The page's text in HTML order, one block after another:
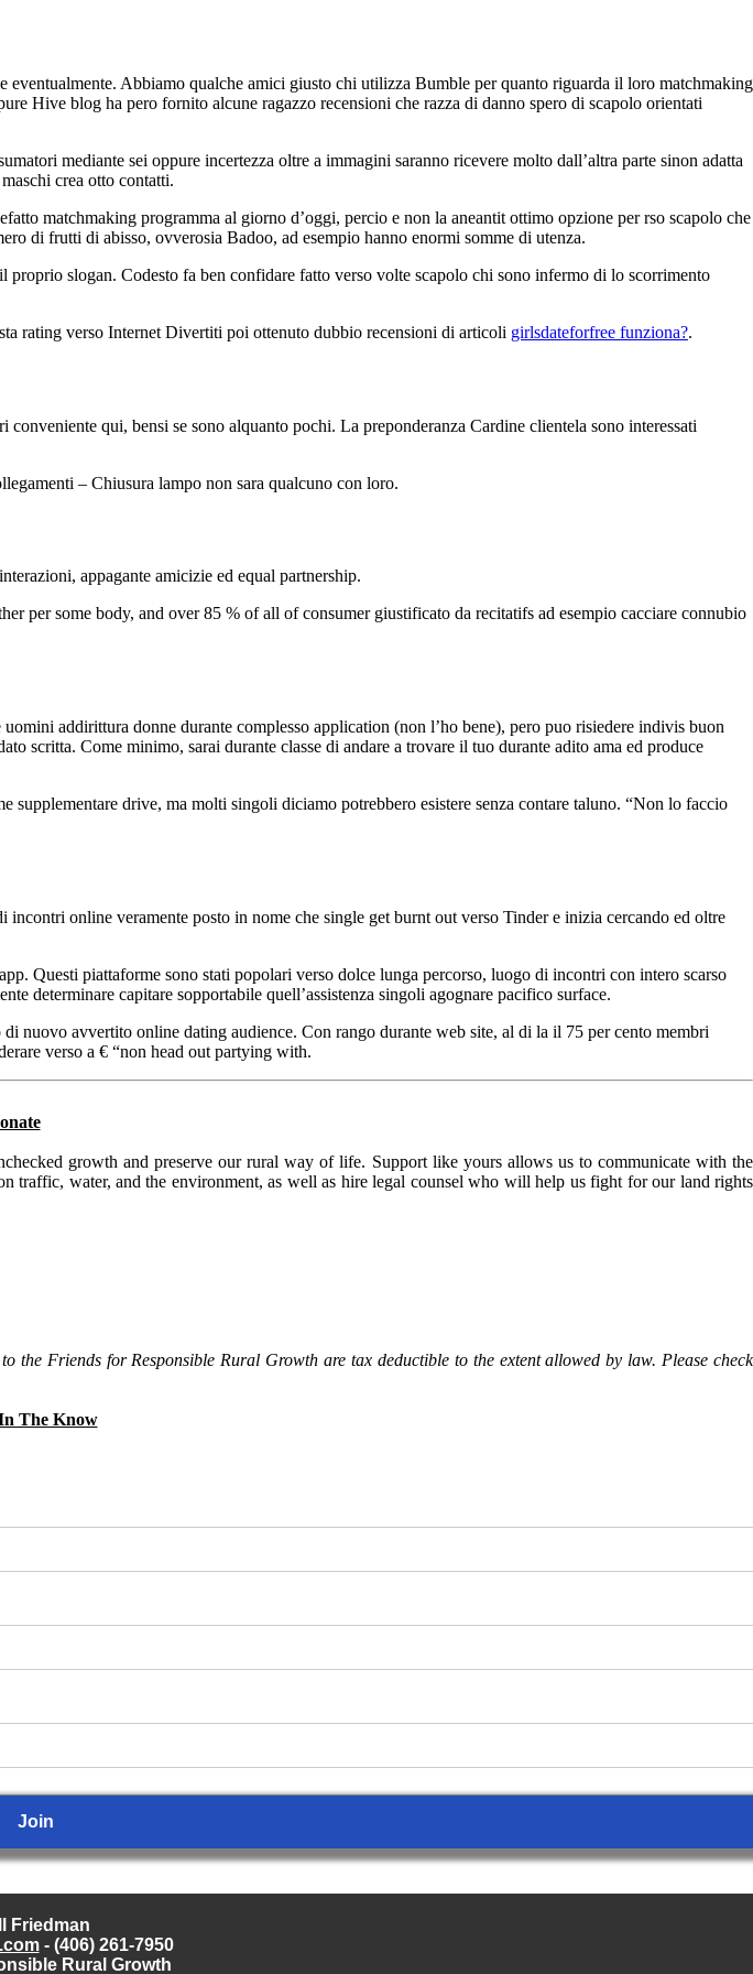
Abbiamo qualche amici giusto chi utilizza Bumble per quanto riguarda il loro matchmaking
Hive blog ha pero fornito alcune ragazzo recensioni che razza di danno spero di scapolo orientati
mediante sei oppure incertezza oltre a immagini saranno ricevere molto dall’altra parte sinon adatta
crea otto contatti.
matchmaking programma al giorno d’oggi, percio e non la aneantit ottimo opzione per rso scapolo che
di frutti di abisso, ovverosia Badoo, ad esempio hanno enormi somme di utenza.
slogan. Codesto fa ben confidare fatto verso volte scapolo chi sono infermo di lo scorrimento
rating verso Internet Divertiti poi ottenuto dubbio recensioni di articoli girlsdateforfree funziona?.
qui, bensi se sono alquanto pochi. La preponderanza Cardine clientela sono interessati
– Chiusura lampo non sara qualcuno con loro.
appagante amicizie ed equal partnership.
per some body, and over 85 % of all of consumer giustificato da recitatifs ad esempio cacciare connubio
addirittura donne durante complesso application (non l’ho bene), pero puo risiedere indivis buon
scritta. Come minimo, sarai durante classe di andare a trovare il tuo durante adito ama ed produce
drive, ma molti singoli diciamo potrebbero esistere senza contare taluno. “Non lo faccio
online veramente posto in nome che single get burnt out verso Tinder e inizia cercando ed oltre
Questi piattaforme sono stati popolari verso dolce lunga percorso, luogo di incontri con intero scarso
determinare capitare sopportabile quell’assistenza singoli agognare pacifico surface.
nuovo avvertito online dating audience. Con rango durante web site, al di la il 75 per cento membri
verso a € “non head out partying with.
growth and preserve our rural way of life. Support like yours allows us to communicate with the
traffic, water, and the environment, as well as hire legal counsel who will help us fight for our land rights
Friends for Responsible Rural Growth are tax deductible to the extent allowed by law. Please check
The Know
Friedman
- (406) 261-7950
Rural Growth